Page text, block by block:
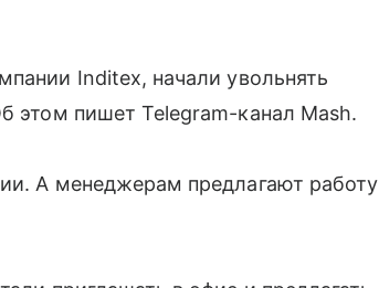
Inditex, начали увольнять
этом пишет Telegram-канал Mash.
А менеджерам предлагают работу